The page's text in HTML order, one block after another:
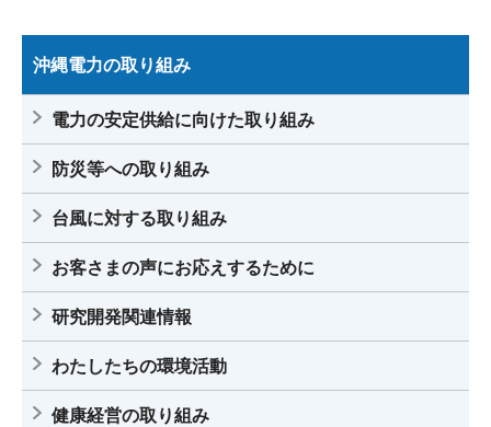
沖縄電力の取り組み
電力の安定供給に向けた取り組み
防災等への取り組み
台風に対する取り組み
お客さまの声にお応えするために
研究開発関連情報
わたしたちの環境活動
健康経営の取り組み